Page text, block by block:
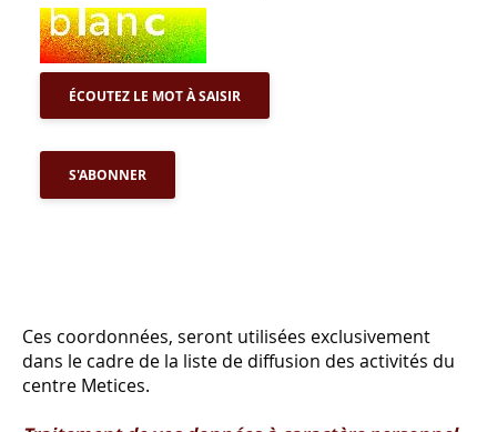
ÉCOUTEZ LE MOT À SAISIR
Ces coordonnées, seront utilisées exclusivement
dans le cadre de la liste de diffusion des activités du
centre Metices.